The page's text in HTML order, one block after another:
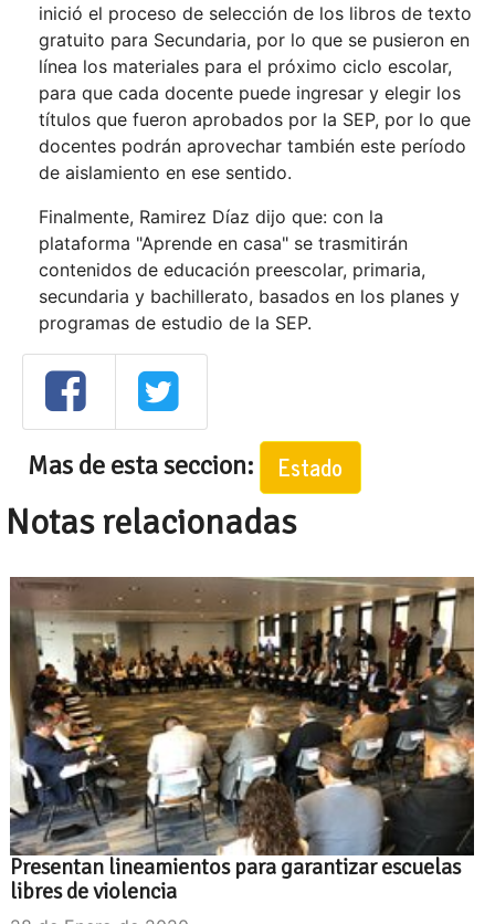
inició el proceso de selección de los libros de texto
gratuito para Secundaria, por lo que se pusieron en
línea los materiales para el próximo ciclo escolar,
para que cada docente puede ingresar y elegir los
títulos que fueron aprobados por la SEP, por lo que
docentes podrán aprovechar también este período
de aislamiento en ese sentido.
Finalmente, Ramirez Díaz dijo que: con la
plataforma "Aprende en casa" se trasmitirán
contenidos de educación preescolar, primaria,
secundaria y bachillerato, basados en los planes y
programas de estudio de la SEP.
Mas de esta seccion: Estado
Notas relacionadas
Presentan lineamientos para garantizar escuelas
libres de violencia